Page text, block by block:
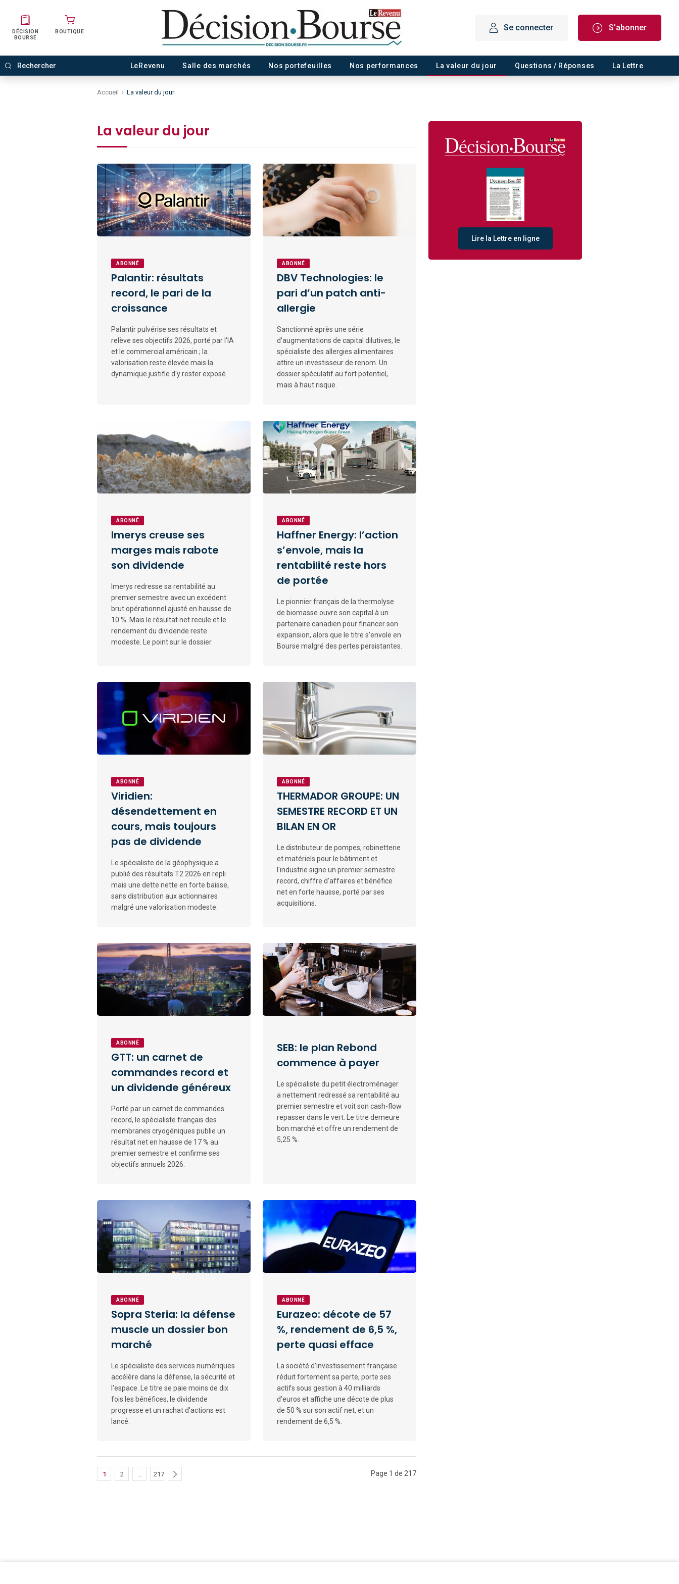
Se connecter S'abonner
DÉCISION
BOURSE
BOUTIQUE
LeRevenu Salle des marchés Nos portefeuilles Nos performances La valeur du jour Questions / Réponses La Lettre
Accueil › La valeur du jour
La valeur du jour
ABONNÉ
Palantir: résultats
record, le pari de la
croissance
Palantir pulvérise ses résultats et
relève ses objectifs 2026, porté par l'IA
et le commercial américain ; la
valorisation reste élevée mais la
dynamique justifie d'y rester exposé.
ABONNÉ
DBV Technologies: le
pari d’un patch anti-
allergie
Sanctionné après une série
d'augmentations de capital dilutives, le
spécialiste des allergies alimentaires
attire un investisseur de renom. Un
dossier spéculatif au fort potentiel,
mais à haut risque.
ABONNÉ
Imerys creuse ses
marges mais rabote
son dividende
Imerys redresse sa rentabilité au
premier semestre avec un excédent
brut opérationnel ajusté en hausse de
10 %. Mais le résultat net recule et le
rendement du dividende reste
modeste. Le point sur le dossier.
ABONNÉ
Haffner Energy: l’action
s’envole, mais la
rentabilité reste hors
de portée
Le pionnier français de la thermolyse
de biomasse ouvre son capital à un
partenaire canadien pour financer son
expansion, alors que le titre s'envole en
Bourse malgré des pertes persistantes.
ABONNÉ
Viridien:
désendettement en
cours, mais toujours
pas de dividende
Le spécialiste de la géophysique a
publié des résultats T2 2026 en repli
mais une dette nette en forte baisse,
sans distribution aux actionnaires
malgré une valorisation modeste.
ABONNÉ
THERMADOR GROUPE: UN
SEMESTRE RECORD ET UN
BILAN EN OR
Le distributeur de pompes, robinetterie
et matériels pour le bâtiment et
l'industrie signe un premier semestre
record, chiffre d'affaires et bénéfice
net en forte hausse, porté par ses
acquisitions.
ABONNÉ
GTT: un carnet de
commandes record et
un dividende généreux
Porté par un carnet de commandes
record, le spécialiste français des
membranes cryogéniques publie un
résultat net en hausse de 17 % au
premier semestre et confirme ses
objectifs annuels 2026.
SEB: le plan Rebond
commence à payer
Le spécialiste du petit électroménager
a nettement redressé sa rentabilité au
premier semestre et voit son cash-flow
repasser dans le vert. Le titre demeure
bon marché et offre un rendement de
5,25 %.
ABONNÉ
Sopra Steria: la défense
muscle un dossier bon
marché
Le spécialiste des services numériques
accélère dans la défense, la sécurité et
l'espace. Le titre se paie moins de dix
fois les bénéfices, le dividende
progresse et un rachat d'actions est
lancé.
ABONNÉ
Eurazeo: décote de 57
%, rendement de 6,5 %,
perte quasi efface
La société d'investissement française
réduit fortement sa perte, porte ses
actifs sous gestion à 40 milliards
d'euros et affiche une décote de plus
de 50 % sur son actif net, et un
rendement de 6,5 %.
Page 1 de 217
1 2 … 217
Lire la Lettre en ligne